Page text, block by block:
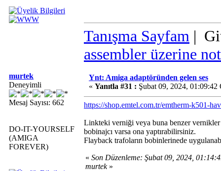
Tanışma Sayfam |
assembler üzerine
murtek
Deneyimli
Mesaj Sayısı: 662
DO-IT-YOURSELF
(AMIGA
FOREVER)
Ynt: Amiga adaptöründen gelen ses
« Yanıtla #31 : Şubat 09, 2024, 01:09:42
https://shop.emtel.com.tr/emtherm-k501-
Linkteki verniği veya buna benzer vernikler
bobinajcı varsa ona yaptırabilirsiniz.
Flayback trafoların bobinlerinede
« Son Düzenleme: Şubat 09, 2024,
murtek»